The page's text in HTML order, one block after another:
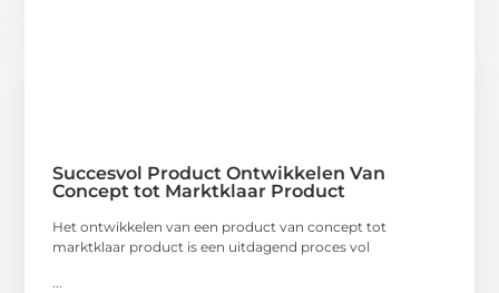
Succesvol Product Ontwikkelen Van
Concept tot Marktklaar Product
Het ontwikkelen van een product van concept tot
marktklaar product is een uitdagend proces vol
...